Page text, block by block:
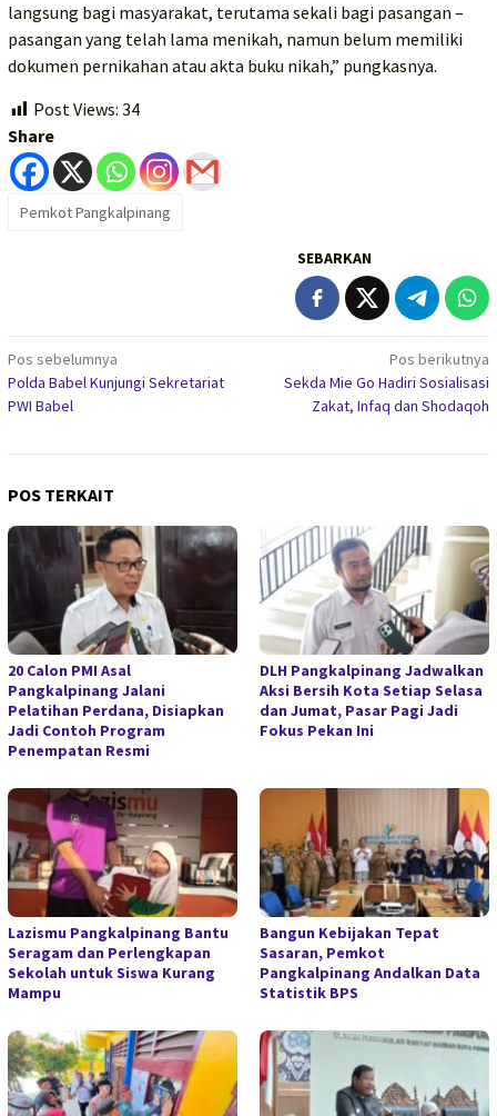
langsung bagi masyarakat, terutama sekali bagi pasangan –
pasangan yang telah lama menikah, namun belum memiliki
dokumen pernikahan atau akta buku nikah,” pungkasnya.
Post Views: 34
Share
Pemkot Pangkalpinang
SEBARKAN
Navigasi
pos
Pos sebelumnya
Polda Babel Kunjungi Sekretariat
PWI Babel
Pos berikutnya
Sekda Mie Go Hadiri Sosialisasi
Zakat, Infaq dan Shodaqoh
POS TERKAIT
20 Calon PMI Asal
Pangkalpinang Jalani
Pelatihan Perdana, Disiapkan
Jadi Contoh Program
Penempatan Resmi
DLH Pangkalpinang Jadwalkan
Aksi Bersih Kota Setiap Selasa
dan Jumat, Pasar Pagi Jadi
Fokus Pekan Ini
Lazismu Pangkalpinang Bantu
Seragam dan Perlengkapan
Sekolah untuk Siswa Kurang
Mampu
Bangun Kebijakan Tepat
Sasaran, Pemkot
Pangkalpinang Andalkan Data
Statistik BPS